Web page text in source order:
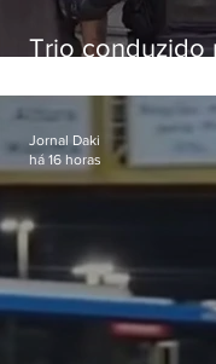
Trio conduzido
passagens
Jornal Daki
há 16 horas